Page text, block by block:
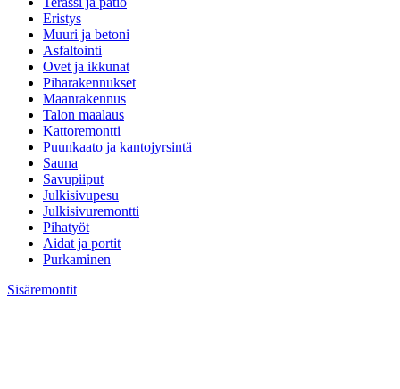
Eristys
Muuri ja betoni
Asfaltointi
Ovet ja ikkunat
Piharakennukset
Maanrakennus
Talon maalaus
Kattoremontti
Puunkaato ja kantojyrsintä
Sauna
Savupiiput
Julkisivupesu
Julkisivuremontti
Pihatyöt
Aidat ja portit
Purkaminen
Sisäremontit